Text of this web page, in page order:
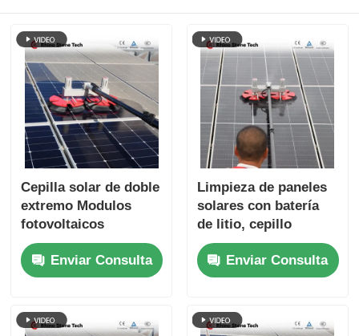
Cepilla solar de doble
extremo Modulos
fotovoltaicos
eléctricos Robot de
limpieza Cepilla con
herramientas de
de paneles solares
Enviar Consulta
Limpieza de paneles
solares con batería
de litio, cepillo
giratorio doble y
poste telescópico
para sistemas
tejados
Enviar Consulta